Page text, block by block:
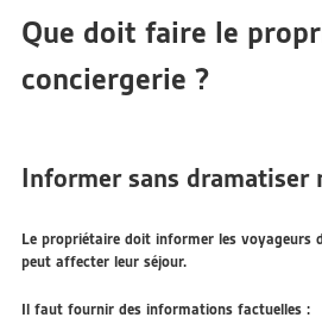
Que doit faire le
conciergerie ?
Informer sans dramatiser
Le propriétaire doit informer les voyageurs
peut affecter leur séjour.
Il faut fournir des informations factuelles :